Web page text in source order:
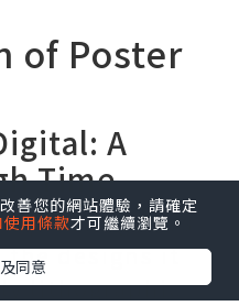
of Poster
A
Time
printing is as
the designs it
lithographic
您的網站體驗，請確定
用條款才可繼續瀏覽。
同意